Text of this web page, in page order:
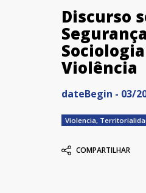
Discurso
Violência
dateBegin - 03/
Violencia,
COMPARTILHAR